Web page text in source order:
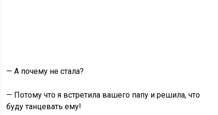
— А почему не стала?
— Потому что я встретила вашего папу и решила, что
буду танцевать ему!